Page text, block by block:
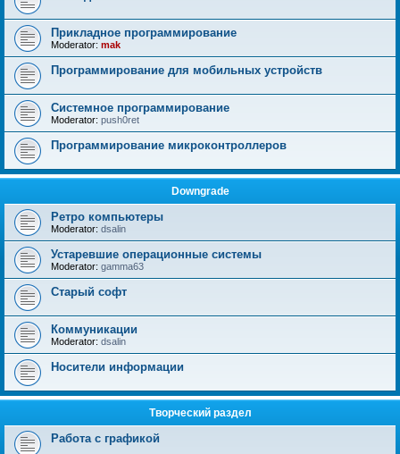
Прикладное программирование
Moderator: mak
Программирование для мобильных устройств
Системное программирование
Moderator: push0ret
Программирование микроконтроллеров
Downgrade
Ретро компьютеры
Moderator: dsalin
Устаревшие операционные системы
Moderator: gamma63
Старый софт
Коммуникации
Moderator: dsalin
Носители информации
Творческий раздел
Работа с графикой